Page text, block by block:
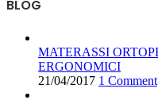
BLOG
MATERASSI
ERGONOMICI
21/04/2017 1 Comment